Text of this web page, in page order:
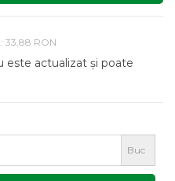
33,88 RON
este actualizat și poate
Buc